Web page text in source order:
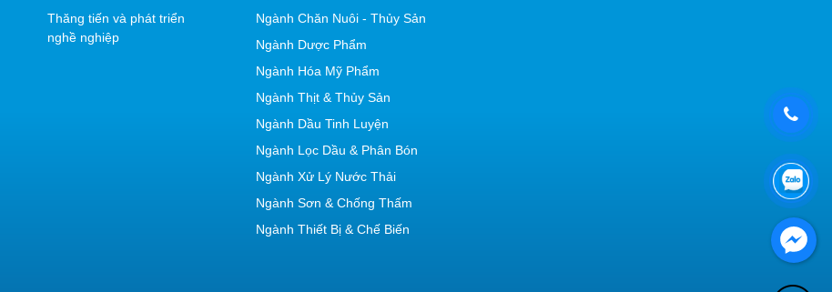
Thăng tiến và phát triển
nghề nghiệp
Ngành Chăn Nuôi - Thủy Sản
Ngành Dược Phẩm
Ngành Hóa Mỹ Phẩm
Ngành Thịt & Thủy Sản
Ngành Dầu Tinh Luyện
Ngành Lọc Dầu & Phân Bón
Ngành Xử Lý Nước Thải
Ngành Sơn & Chống Thấm
Ngành Thiết Bị & Chế Biến